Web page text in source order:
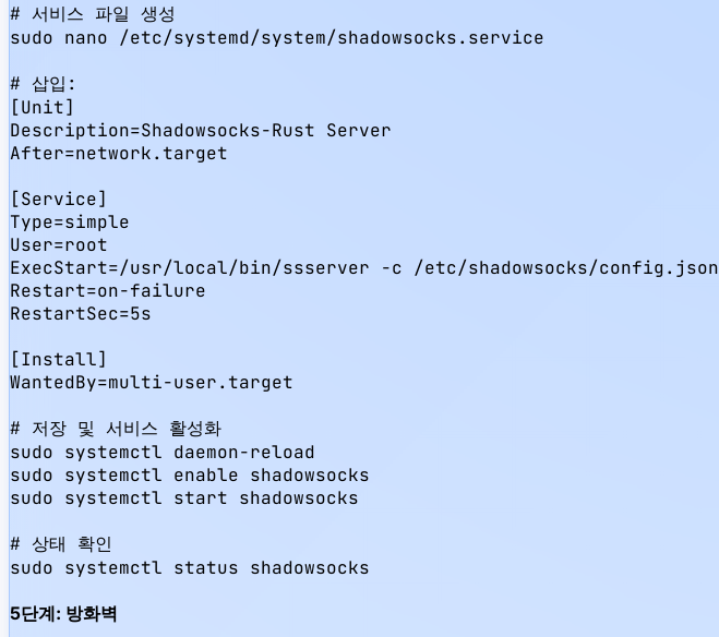
# 서비스 파일 생성
sudo nano /etc/systemd/system/shadowsocks.service
# 삽입:
[Unit]
Description=Shadowsocks-Rust Server
After=network.target
[Service]
Type=simple
User=root
ExecStart=/usr/local/bin/ssserver -c /etc/shadowsocks/config.json
Restart=on-failure
RestartSec=5s
[Install]
WantedBy=multi-user.target
# 저장 및 서비스 활성화
sudo systemctl daemon-reload
sudo systemctl enable shadowsocks
sudo systemctl start shadowsocks
# 상태 확인
sudo systemctl status shadowsocks
5단계: 방화벽